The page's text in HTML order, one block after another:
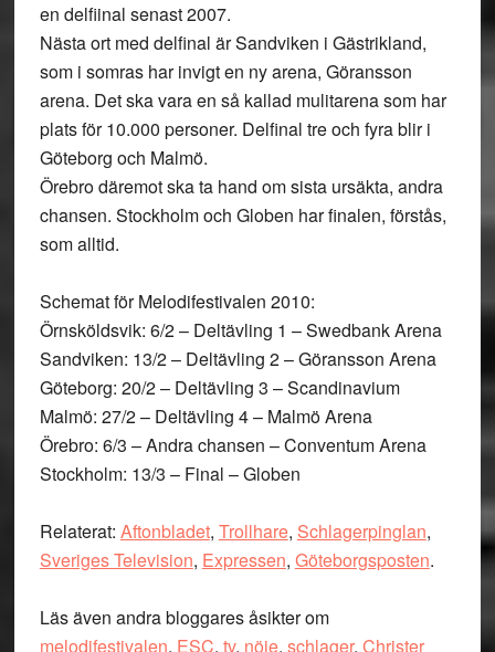
en delfiinal senast 2007.
Nästa ort med delfinal är Sandviken i Gästrikland,
som i somras har invigt en ny arena, Göransson
arena. Det ska vara en så kallad mulitarena som har
plats för 10.000 personer. Delfinal tre och fyra blir i
Göteborg och Malmö.
Örebro däremot ska ta hand om sista ursäkta, andra
chansen. Stockholm och Globen har finalen, förstås,
som alltid.
Schemat för Melodifestivalen 2010:
Örnsköldsvik: 6/2 – Deltävling 1 – Swedbank Arena
Sandviken: 13/2 – Deltävling 2 – Göransson Arena
Göteborg: 20/2 – Deltävling 3 – Scandinavium
Malmö: 27/2 – Deltävling 4 – Malmö Arena
Örebro: 6/3 – Andra chansen – Conventum Arena
Stockholm: 13/3 – Final – Globen
Relaterat: Aftonbladet, Trollhare, Schlagerpinglan,
Sveriges Television, Expressen, Göteborgsposten.
Läs även andra bloggares åsikter om
melodifestivalen, ESC, tv, nöje, schlager, Christer